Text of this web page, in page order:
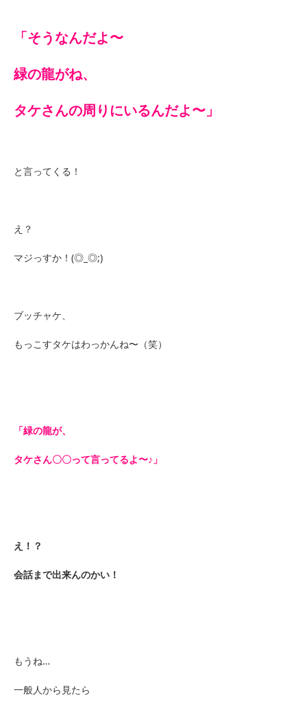
「そうなんだよ〜
緑の龍がね、
タケさんの周りにいるんだよ〜」
と言ってくる！
え？
マジっすか！(◎_◎;)
ブッチャケ、
もっこすタケはわっかんね〜（笑）
「緑の龍が、
タケさん〇〇って言ってるよ〜♪」
え！？
会話まで出来んのかい！
もうね…
一般人から見たら